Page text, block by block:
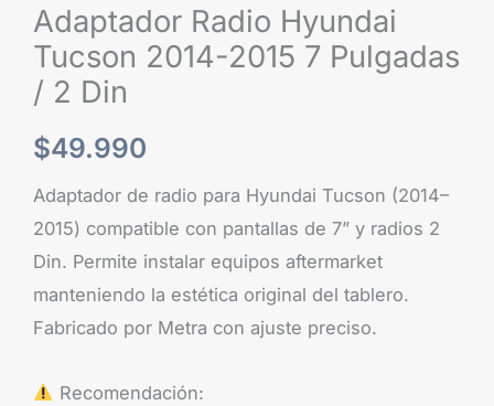
Adaptador Radio Hyundai
Tucson 2014-2015 7 Pulgadas
/ 2 Din
$49.990
Adaptador de radio para Hyundai Tucson (2014–
2015) compatible con pantallas de 7” y radios 2
Din. Permite instalar equipos aftermarket
manteniendo la estética original del tablero.
Fabricado por Metra con ajuste preciso.
Recomendación: